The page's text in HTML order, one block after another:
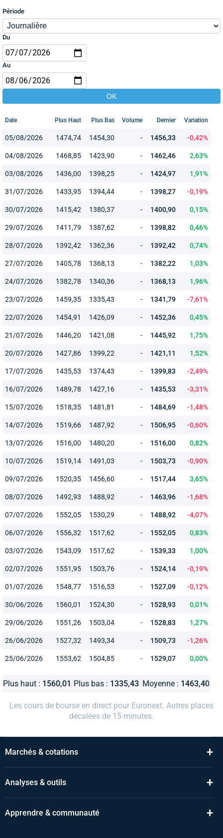
Période
Du
Au
Date Plus Haut Plus Bas Volume Dernier Variation
05/08/2026 1474,74 1454,30 - 1456,33 -0,42%
04/08/2026 1468,85 1423,90 - 1462,46 2,63%
03/08/2026 1436,00 1398,25 - 1424,97 1,91%
31/07/2026 1433,95 1394,44 - 1398,27 -0,19%
30/07/2026 1415,42 1380,37 - 1400,90 0,15%
29/07/2026 1411,79 1387,62 - 1398,82 0,46%
28/07/2026 1392,42 1362,36 - 1392,42 0,74%
27/07/2026 1405,78 1368,13 - 1382,22 1,03%
24/07/2026 1382,78 1340,36 - 1368,13 1,96%
23/07/2026 1459,35 1335,43 - 1341,79 -7,61%
22/07/2026 1454,91 1426,09 - 1452,36 0,45%
21/07/2026 1446,20 1421,08 - 1445,92 1,75%
20/07/2026 1427,86 1399,22 - 1421,11 1,52%
17/07/2026 1435,53 1374,43 - 1399,83 -2,49%
16/07/2026 1489,78 1427,16 - 1435,53 -3,31%
15/07/2026 1518,35 1481,81 - 1484,69 -1,48%
14/07/2026 1519,66 1487,92 - 1506,95 -0,60%
13/07/2026 1516,00 1480,20 - 1516,00 0,82%
10/07/2026 1519,14 1491,03 - 1503,73 -0,90%
09/07/2026 1520,35 1456,60 - 1517,44 3,65%
08/07/2026 1492,93 1488,92 - 1463,96 -1,68%
07/07/2026 1552,05 1530,29 - 1488,92 -4,07%
06/07/2026 1556,32 1517,62 - 1552,05 0,83%
03/07/2026 1543,09 1517,62 - 1539,33 1,00%
02/07/2026 1551,95 1503,76 - 1524,14 -0,19%
01/07/2026 1548,77 1516,53 - 1527,09 -0,12%
30/06/2026 1560,01 1524,30 - 1528,93 0,01%
29/06/2026 1551,26 1503,04 - 1528,83 1,27%
26/06/2026 1527,32 1493,34 - 1509,73 -1,26%
25/06/2026 1553,62 1504,85 - 1529,07 0,00%
Plus haut : 1560,01 Plus bas : 1335,43 Moyenne : 1463,40
Les cours de bourse en direct pour Euronext. Autres places
décalées de 15 minutes.
Marchés & cotations +
Analyses & outils +
Apprendre & communauté +